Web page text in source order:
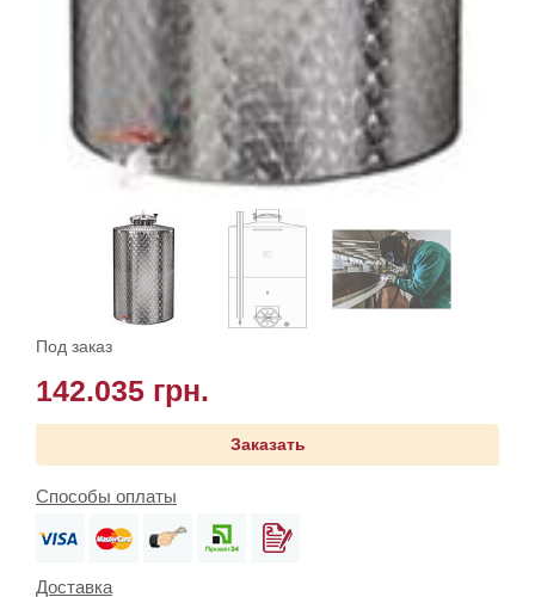
Под заказ
142.035 грн.
Заказать
Способы оплаты
Доставка